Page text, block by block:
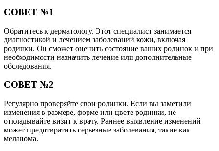
СОВЕТ №1
Обратитесь к дерматологу. Этот специалист занимается
диагностикой и лечением заболеваний кожи, включая
родинки. Он сможет оценить состояние ваших родинок и при
необходимости назначить лечение или дополнительные
обследования.
СОВЕТ №2
Регулярно проверяйте свои родинки. Если вы заметили
изменения в размере, форме или цвете родинки, не
откладывайте визит к врачу. Раннее выявление изменений
может предотвратить серьезные заболевания, такие как
меланома.